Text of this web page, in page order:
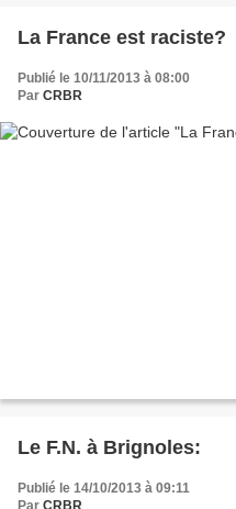
La France est raciste?
Publié le 10/11/2013 à 08:00
Par CRBR
Le F.N. à Brignoles:
Publié le 14/10/2013 à 09:11
Par CRBR